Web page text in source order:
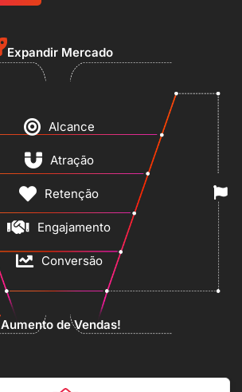
Expandir Mercado
Alcance
Atração
Retenção
Engajamento
Conversão
Aumento de Vendas!